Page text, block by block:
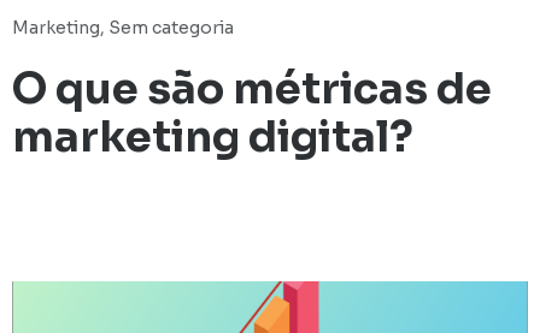
Marketing, Sem categoria
O que são métricas de
marketing digital?